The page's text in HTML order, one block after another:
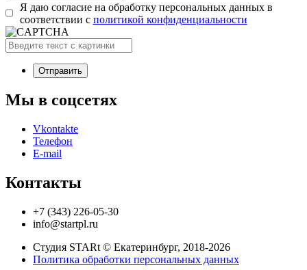
Я даю согласие на обработку персональных данных в
соответствии с политикой конфиденциальности
Мы в соцсетях
Vkontakte
Телефон
E-mail
Контакты
+7 (343) 226-05-30
info@startpl.ru
Студия STARt © Екатеринбург, 2018-2026
Политика обработки персональных данных